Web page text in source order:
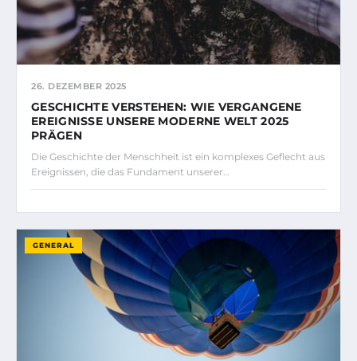
26. DEZEMBER 2025
GESCHICHTE VERSTEHEN: WIE VERGANGENE
EREIGNISSE UNSERE MODERNE WELT 2025
PRÄGEN
Die Geschichte der Menschheit ist ein komplexes Geflecht aus
Ereignissen, die das Fundament unserer…
GENERAL